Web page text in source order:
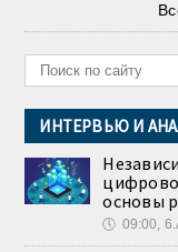
ИНТЕРВЬЮ И
основы
🕔 09:00,